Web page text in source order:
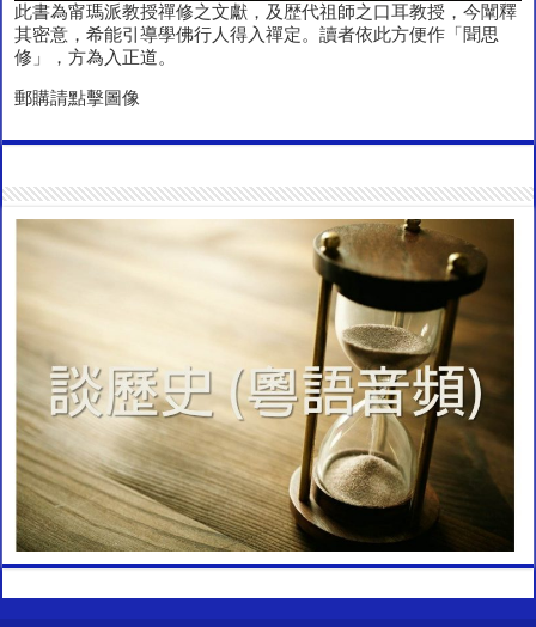
此書為甯瑪派教授禪修之文獻，及歴代祖師之口耳教授，今闡釋
其密意，希能引導學佛行人得入禪定。讀者依此方便作「聞思
修」，方為入正道。
郵購請點擊圖像